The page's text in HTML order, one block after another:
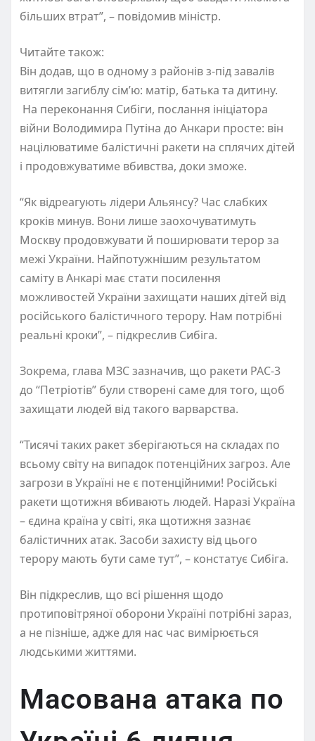
більших втрат”, – повідомив міністр.
Читайте також:
Він додав, що в одному з районів з-під завалів
витягли загиблу сім’ю: матір, батька та дитину.
На переконання Сибіги, послання ініціатора
війни Володимира Путіна до Анкари просте: він
націлюватиме балістичні ракети на сплячих дітей
і продовжуватиме вбивства, доки зможе.
“Як відреагують лідери Альянсу? Час слабких
кроків минув. Вони лише заохочуватимуть
Москву продовжувати й поширювати терор за
межі України. Найпотужнішим результатом
саміту в Анкарі має стати посилення
можливостей України захищати наших дітей від
російського балістичного терору. Нам потрібні
реальні кроки”, – підкреслив Сибіга.
Зокрема, глава МЗС зазначив, що ракети PAC-3
до “Петріотів” були створені саме для того, щоб
захищати людей від такого варварства.
“Тисячі таких ракет зберігаються на складах по
всьому світу на випадок потенційних загроз. Але
загрози в Україні не є потенційними! Російські
ракети щотижня вбивають людей. Наразі Україна
– єдина країна у світі, яка щотижня зазнає
балістичних атак. Засоби захисту від цього
терору мають бути саме тут”, – констатує Сибіга.
Він підкреслив, що всі рішення щодо
протиповітряної оборони Україні потрібні зараз,
а не пізніше, адже для нас час вимірюється
людськими життями.
Масована атака по